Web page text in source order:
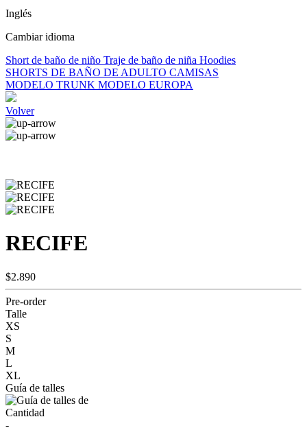
Inglés
Cambiar idioma
Short de baño de niño Traje de baño de niña Hoodies
SHORTS DE BAÑO DE ADULTO CAMISAS
MODELO TRUNK MODELO EUROPA
Volver
RECIFE
$2.890
Pre-order
Talle
XS
S
M
L
XL
Guía de talles
Cantidad
-